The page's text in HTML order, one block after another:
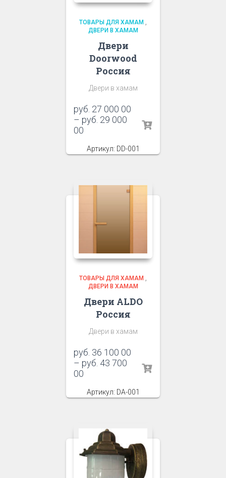
ТОВАРЫ ДЛЯ ХАМАМ ,
ДВЕРИ В ХАМАМ
Двери
Doorwood
Россия
Двери в хамам
руб. 27 000 00
– руб. 29 000
00
Артикул: DD-001
ТОВАРЫ ДЛЯ ХАМАМ ,
ДВЕРИ В ХАМАМ
Двери ALDO
Россия
Двери в хамам
руб. 36 100 00
– руб. 43 700
00
Артикул: DA-001